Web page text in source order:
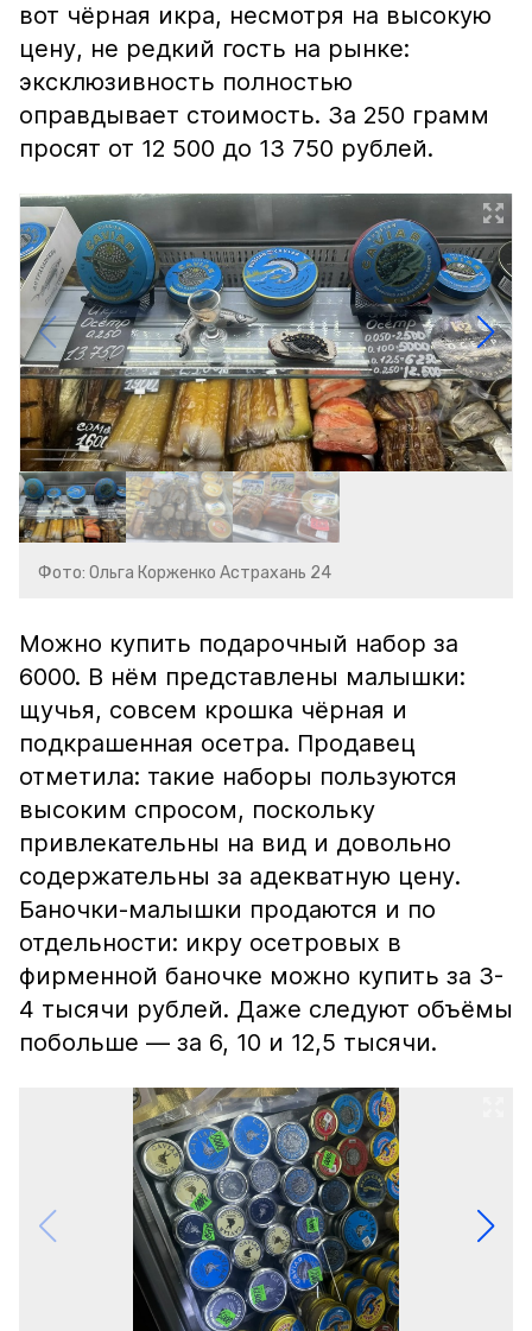
вот чёрная икра, несмотря на высокую
цену, не редкий гость на рынке:
эксклюзивность полностью
оправдывает стоимость. За 250 грамм
просят от 12 500 до 13 750 рублей.
Фото: Ольга Корженко Астрахань 24
Можно купить подарочный набор за
6000. В нём представлены малышки:
щучья, совсем крошка чёрная и
подкрашенная осетра. Продавец
отметила: такие наборы пользуются
высоким спросом, поскольку
привлекательны на вид и довольно
содержательны за адекватную цену.
Баночки-малышки продаются и по
отдельности: икру осетровых в
фирменной баночке можно купить за 3-
4 тысячи рублей. Даже следуют объёмы
побольше — за 6, 10 и 12,5 тысячи.